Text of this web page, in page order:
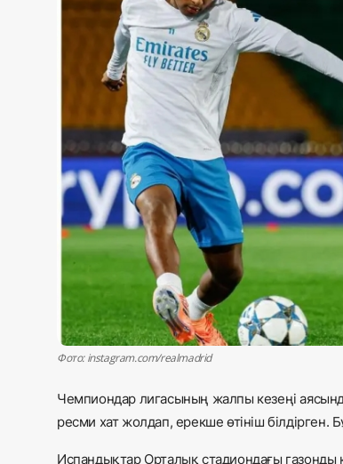
Жаңалықтар
Журналистік зерттеу
Қазақ тілі
Фото: instagram.com/realmadrid
Чемпиондар лигасының жалпы кезеңі
ресми хат жолдап, ерекше өтініш
Испандықтар Орталық стадиондағы газонды